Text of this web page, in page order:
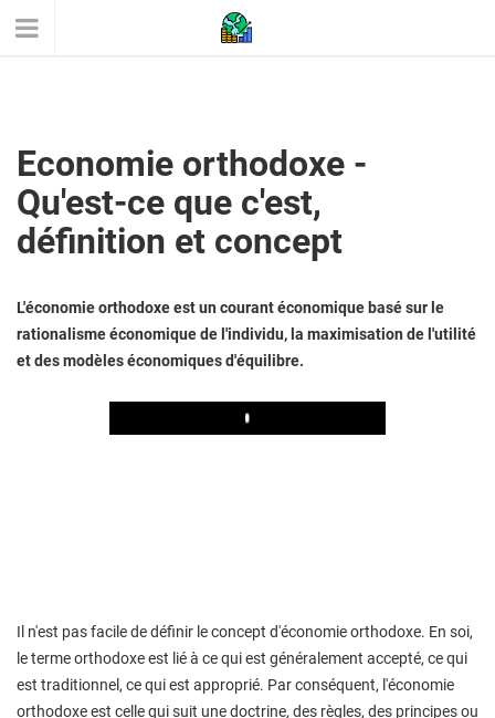
Economie orthodoxe -
Qu'est-ce que c'est,
définition et concept
L'économie orthodoxe est un courant économique basé sur le
rationalisme économique de l'individu, la maximisation de l'utilité
et des modèles économiques d'équilibre.
Play
Il n'est pas facile de définir le concept d'économie orthodoxe. En soi,
le terme orthodoxe est lié à ce qui est généralement accepté, ce qui
est traditionnel, ce qui est approprié. Par conséquent, l'économie
orthodoxe est celle qui suit une doctrine, des règles, des principes ou